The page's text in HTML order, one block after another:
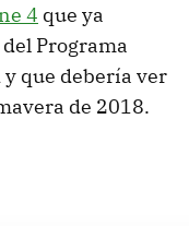
4 que ya
Programa
que debería ver
de 2018.